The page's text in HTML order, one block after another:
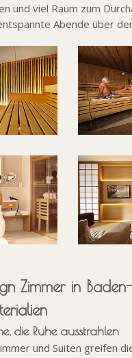
und viel Raum zum
Abende über
Zimmer in
die Ruhe ausstrahlen
und Suiten greifen